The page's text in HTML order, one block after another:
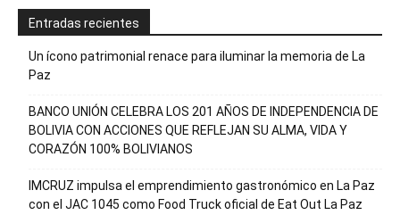
Entradas recientes
Un ícono patrimonial renace para iluminar la memoria de La
Paz
BANCO UNIÓN CELEBRA LOS 201 AÑOS DE INDEPENDENCIA DE
BOLIVIA CON ACCIONES QUE REFLEJAN SU ALMA, VIDA Y
CORAZÓN 100% BOLIVIANOS
IMCRUZ impulsa el emprendimiento gastronómico en La Paz
con el JAC 1045 como Food Truck oficial de Eat Out La Paz